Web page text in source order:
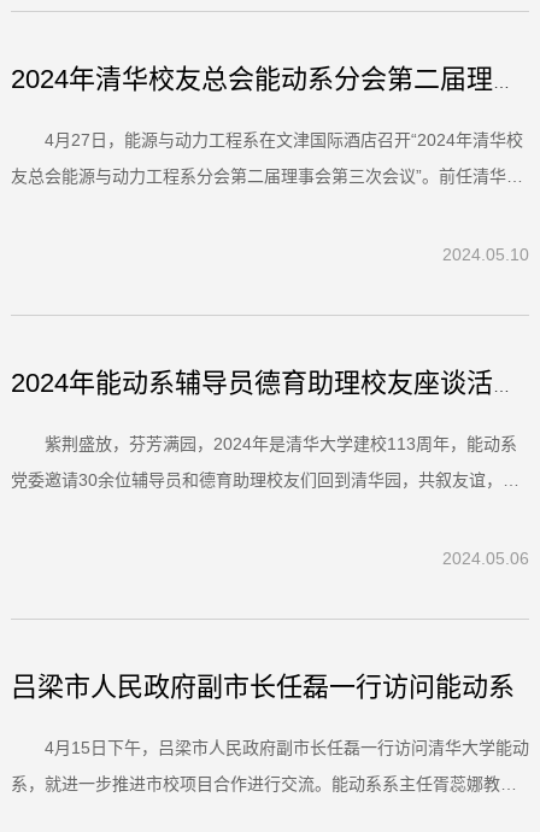
4月27日，能源与动力工程系在文津国际酒店召开“2024年清华校
友总会能源与动力工程系分会第二届理事会第三次会议”。前任清华校
校友总会能动系分会会长、能动系主任胥蕊娜，能动系分会副会长南
2024.05.10
紫荆盛放，芬芳满园，2024年是清华大学建校113周年，能动系
党委邀请30余位辅导员和德育助理校友们回到清华园，共叙友谊，共
系历届辅导员德育助理校友代表、系党委书记史翊翔、党委副书记谭
理...
2024.05.06
吕梁市人民政府副市长任磊一行访问能动系
4月15日下午，吕梁市人民政府副市长任磊一行访问清华大学能动
系，就进一步推进市校项目合作进行交流。能动系系主任胥蕊娜教